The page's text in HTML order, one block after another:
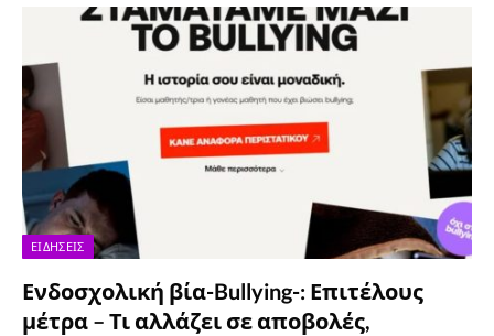
ΕΙΔΉΣΕΙΣ
Ενδοσχολική βία-Bullying-: Επιτέλους
μέτρα – Τι αλλάζει σε αποβολές,